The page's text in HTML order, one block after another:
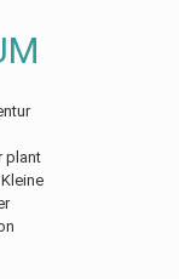
plant